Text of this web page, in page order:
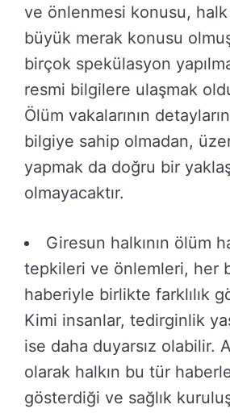
ve önlenmesi konusu, halk
büyük merak konusu
birçok spekülasyon
resmi bilgilere ulaşmak
Ölüm vakalarının
bilgiye sahip olmadan,
yapmak da doğru bir
olmayacaktır.
Giresun halkının ölüm
tepkileri ve önlemleri, her
haberiyle birlikte farklılık
Kimi insanlar, tedirginlik
ise daha duyarsız olabilir.
olarak halkın bu tür
gösterdiği ve sağlık